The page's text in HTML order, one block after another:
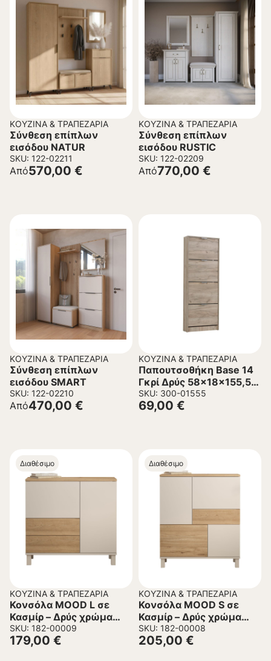
ΚΟΥΖΊΝΑ & ΤΡΑΠΕΖΑΡΊΑ
Σύνθεση επίπλων
εισόδου NATUR
SKU: 122-02211
570,00 €
Από
ΚΟΥΖΊΝΑ & ΤΡΑΠΕΖΑΡΊΑ
Σύνθεση επίπλων
εισόδου RUSTIC
SKU: 122-02209
770,00 €
Από
ΚΟΥΖΊΝΑ & ΤΡΑΠΕΖΑΡΊΑ
Σύνθεση επίπλων
εισόδου SMART
SKU: 122-02210
470,00 €
Από
ΚΟΥΖΊΝΑ & ΤΡΑΠΕΖΑΡΊΑ
Παπουτσοθήκη Base 14
Γκρί Δρύς 58x18x155,5
εκ.
SKU: 300-01555
69,00 €
Διαθέσιμο
ΚΟΥΖΊΝΑ & ΤΡΑΠΕΖΑΡΊΑ
Κονσόλα MOOD L σε
Κασμίρ – Δρύς χρώμα
87x35x82,4εκ.
SKU: 182-00009
179,00 €
Διαθέσιμο
ΚΟΥΖΊΝΑ & ΤΡΑΠΕΖΑΡΊΑ
Κονσόλα MOOD S σε
Κασμίρ – Δρύς χρώμα
87x35x101εκ.
SKU: 182-00008
205,00 €